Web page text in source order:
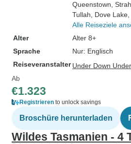
Queenstown ,
Tullah , Dove Lake
Alle Reiseziele
Alter
Alter 8+
Sprache
Nur: Englisch
Reiseveranstalter Under Down
Ab
€1.323
Registrieren to unlock savings
Broschüre herunterladen
Wildes Tasmanien - 4